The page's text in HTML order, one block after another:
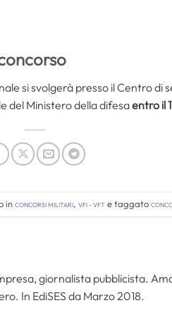
si svolgerà presso il Centro di
del Ministero della difesaentro il
inConcorsi Militari, VFI - VFTe taggato
giornalista pubblicista.
In EdiSES da Marzo 2018.